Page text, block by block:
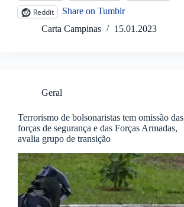
Reddit
Share on Tumblr
Carta Campinas
15.01.2023
Geral
Terrorismo de bolsonaristas tem omissão das
forças de segurança e das Forças Armadas,
avalia grupo de transição